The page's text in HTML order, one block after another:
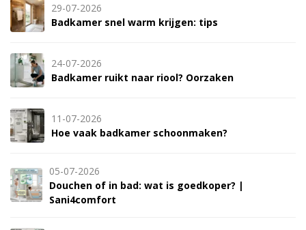
29-07-2026
Badkamer snel warm krijgen: tips
24-07-2026
Badkamer ruikt naar riool? Oorzaken
11-07-2026
Hoe vaak badkamer schoonmaken?
05-07-2026
Douchen of in bad: wat is goedkoper? |
Sani4comfort